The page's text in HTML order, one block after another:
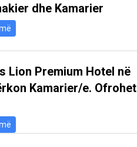
dhe Kamarier
Lion Premium Hotel në
Kamarier/e. Ofrohet